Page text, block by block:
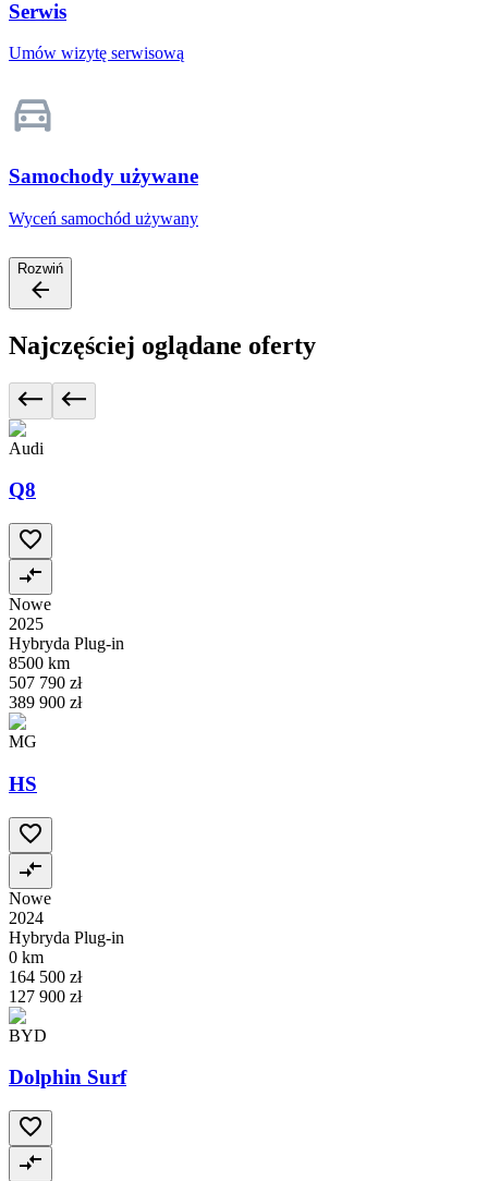
Serwis
Umów wizytę serwisową
Samochody używane
Wyceń samochód używany
Rozwiń
Najczęściej oglądane oferty
Audi
Q8
Nowe
2025
Hybryda Plug-in
8500 km
507 790 zł
389 900 zł
MG
HS
Nowe
2024
Hybryda Plug-in
0 km
164 500 zł
127 900 zł
BYD
Dolphin Surf